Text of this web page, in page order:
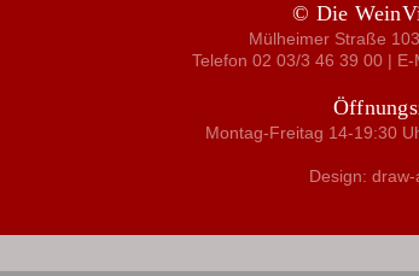
© Die
Mülheimer Straße
Telefon 02 03/3 46 39 00 |
Montag-Freitag 14-19:30
Design: